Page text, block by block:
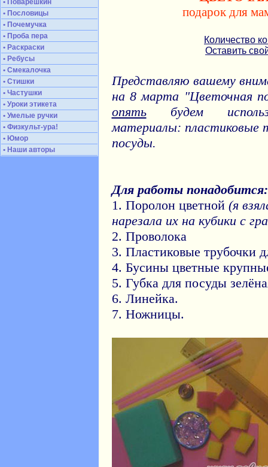
• Поварешкин
• Пословицы
• Почемучка
• Проба пера
• Раскраски
• Ребусы
• Смекалочка
• Стишки
• Частушки
• Уроки этикета
• Умелые ручки
• Физкульт-ура!
• Юмор
• Наши авторы
подарок для
Количество
Оставить
Представляю вашему
на 8 марта "Цветочная
опятьбудем
материалы: пластиковые
посуды.
Для работы понадобится:
1. Поролон цветной (я
нарезала их на кубики с
2. Проволока
3. Пластиковые трубочки
4. Бусины цветные
5. Губка для посуды
6. Линейка.
7. Ножницы.